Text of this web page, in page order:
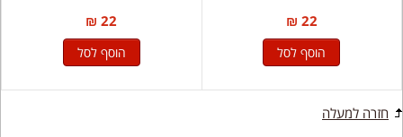
22 ₪
הוסף לסל
22 ₪
הוסף לסל
חזרה למעלה